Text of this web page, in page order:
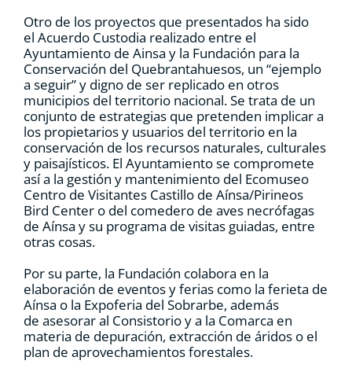
Otro de los proyectos que presentados ha sido
el Acuerdo Custodia realizado entre el
Ayuntamiento de Ainsa y la Fundación para la
Conservación del Quebrantahuesos, un “ejemplo
a seguir” y digno de ser replicado en otros
municipios del territorio nacional. Se trata de un
conjunto de estrategias que pretenden implicar a
los propietarios y usuarios del territorio en la
conservación de los recursos naturales, culturales
y paisajísticos. El Ayuntamiento se compromete
así a la gestión y mantenimiento del Ecomuseo
Centro de Visitantes Castillo de Aínsa/Pirineos
Bird Center o del comedero de aves necrófagas
de Aínsa y su programa de visitas guiadas, entre
otras cosas.
Por su parte, la Fundación colabora en la
elaboración de eventos y ferias como la ferieta de
Aínsa o la Expoferia del Sobrarbe, además
de asesorar al Consistorio y a la Comarca en
materia de depuración, extracción de áridos o el
plan de aprovechamientos forestales.